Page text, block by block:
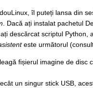
îl puteți lansa din
. Dacă ați instalat pachetul
descărcat scriptul Python,
este următorul
fișierul imagine de disc
un singur stick USB,